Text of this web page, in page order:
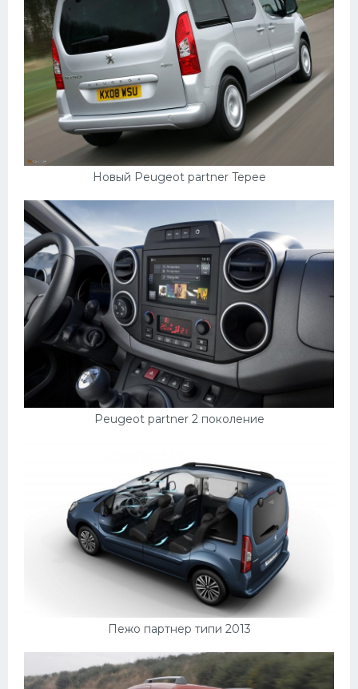
Новый Peugeot partner Tepee
Peugeot partner 2 поколение
Пежо партнер типи 2013